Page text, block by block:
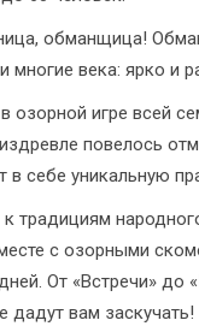
обманщица!
многие века: ярко и
озорной игре всей
повелось
в себе уникальную
к традициям
с озорными
От «Встречи» до
дадут вам